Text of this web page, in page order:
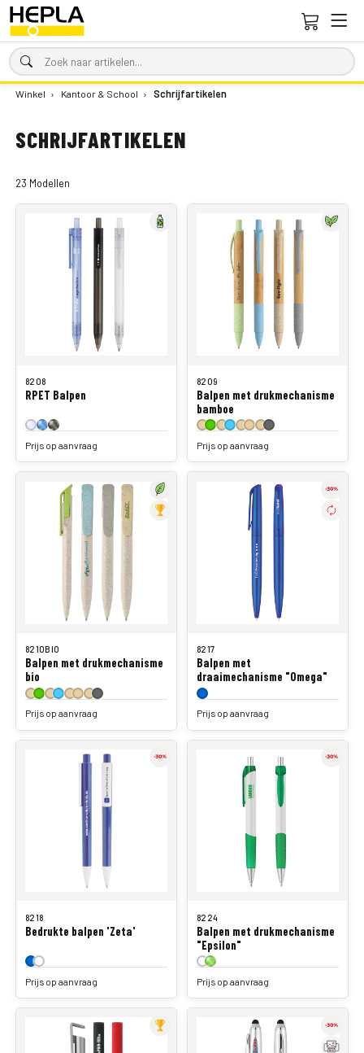
Winkel › Kantoor & School › Schrijfartikelen
SCHRIJFARTIKELEN
23 Modellen
8208
RPET Balpen
Prijs op aanvraag
8209
Balpen met drukmechanisme
bamboe
Prijs op aanvraag
8210BIO
Balpen met drukmechanisme
bio
Prijs op aanvraag
8217
Balpen met
draaimechanisme "Omega"
Prijs op aanvraag
8218
Bedrukte balpen 'Zeta'
Prijs op aanvraag
8224
Balpen met drukmechanisme
"Epsilon"
Prijs op aanvraag